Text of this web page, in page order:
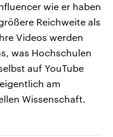
wie er haben
Reichweite als
Videos werden
was Hochschulen
auf YouTube
am
Wissenschaft.